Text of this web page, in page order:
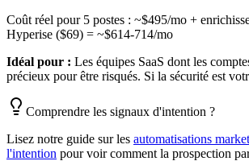
Coût réel pour 5 postes : ~$495/mo +
Hyperise ($69) = ~$614-714/mo
Idéal pour : Les équipes SaaS dont les
précieux pour être risqués. Si la sécurité est
Comprendre les signaux d'intention ?
Lisez notre guide sur les automatisations
l'intention pour voir comment la prospection